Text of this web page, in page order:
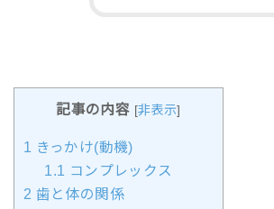
記事の内容 [非表示]
1 きっかけ(動機)
1.1 コンプレックス
2 歯と体の関係